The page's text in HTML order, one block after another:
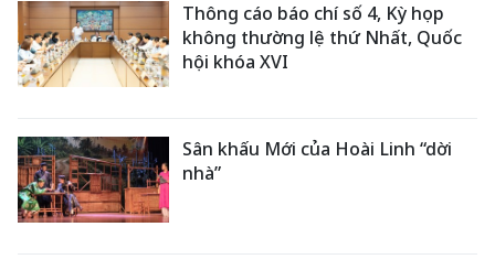
Thông cáo báo chí số 4, Kỳ họp
không thường lệ thứ Nhất, Quốc
hội khóa XVI
Sân khấu Mới của Hoài Linh “dời
nhà”